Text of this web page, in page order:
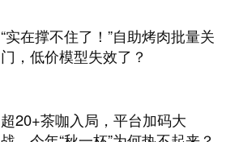
“实在撑不住了！”自助烤肉批量关
门，低价模型失效了？
超20+茶咖入局，平台加码大